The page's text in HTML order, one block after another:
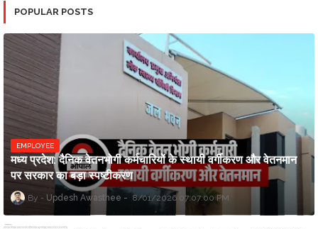
POPULAR POSTS
EMPLOYEE
मध्य प्रदेश: दैनिक वेतनभोगी कर्मचारियों के स्थायी वर्गीकरण और वेतनमान
पर सरकार का बड़ा स्पष्टीकरण
Updesh Awasthee 8/01/2026 07:07:00 PM